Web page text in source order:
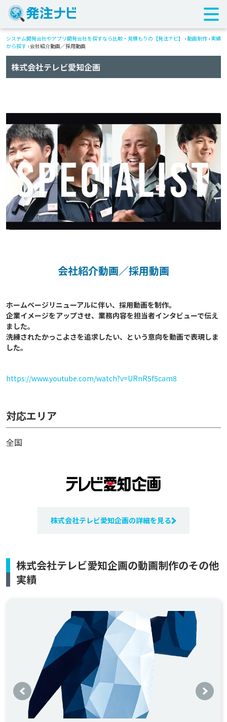
システム開発会社やアプリ開発会社を探すなら比較・見積もりの【発注ナビ】 ›動画制作 › 実績
から探す ›会社紹介動画／採用動画
株式会社テレビ愛知企画
会社紹介動画／採用動画
ホームページリニューアルに伴い、採用動画を制作。
企業イメージをアップさせ、業務内容を担当者インタビューで伝え
ました。
洗練されたかっこよさを追求したい、という意向を動画で表現しま
https://www.youtube.com/watch?v=URnR5f5cam8
対応エリア
全国
株式会社テレビ愛知企画の詳細を見る
株式会社テレビ愛知企画の動画制作のその他
実績